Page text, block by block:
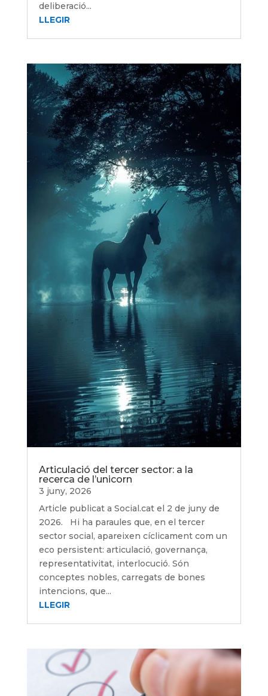
deliberació...
LLEGIR
Articulació del tercer sector: a la
recerca de l’unicorn
3 juny, 2026
Article publicat a Social.cat el 2 de juny de
2026. Hi ha paraules que, en el tercer
sector social, apareixen cíclicament com un
eco persistent: articulació, governança,
representativitat, interlocució. Són
conceptes nobles, carregats de bones
intencions, que...
LLEGIR